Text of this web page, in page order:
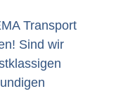
Transport
Sind wir